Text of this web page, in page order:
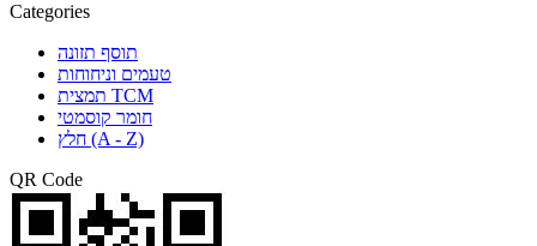
Categories
תוסף תזונה
טעמים וניחוחות
תמצית TCM
חומר קוסמטי
חלץ (A - Z)
QR Code